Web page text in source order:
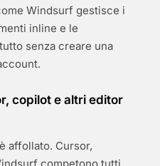
Windsurf gestisce i
inline e le
senza creare una
copilot e altri editor
affollato. Cursor,